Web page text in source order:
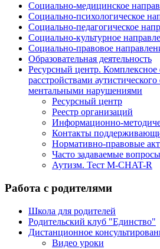
Социально-медицинское
Социально-психологическое
Социально-педагогическое
Социально-культурное
Социально-правовое
Образовательная деятельность
Ресурсный центр. Комплексное
расстройствами
ментальными нарушениями
Ресурсный центр
Реестр организаций
Информационно-
Контакты
Нормативно-правовые
Часто задаваемые вопросы
Аутизм. Тест M-CHAT-R
Работа с родителями
Школа для родителей
Родительский клуб "Единство"
Дистанционное
Видео уроки